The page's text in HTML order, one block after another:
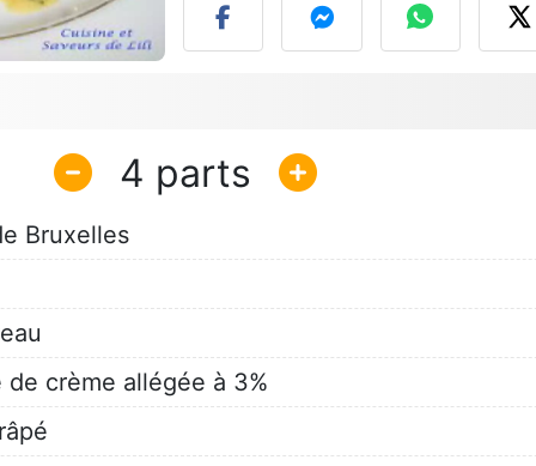
4
crème allégée à 3%